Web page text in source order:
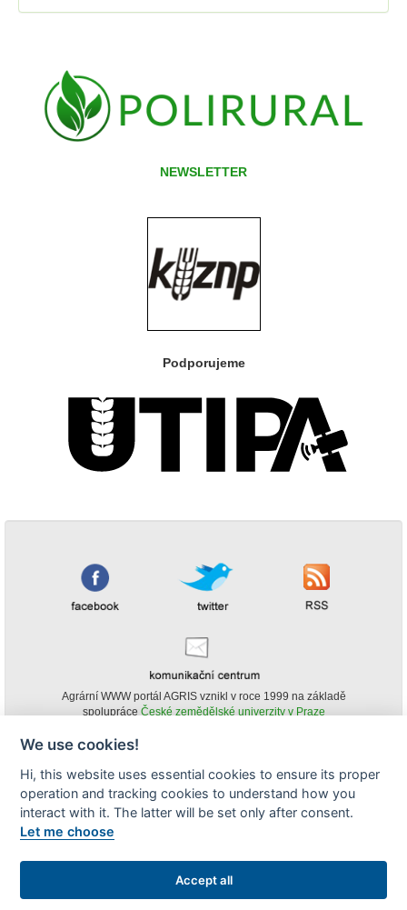
NEWSLETTER
Podporujeme
Agrární WWW portál AGRIS vznikl v roce 1999 na základě
spolupráce České zemědělské univerzity v Praze
obsahu agrárního WWW portálu AGRIS je možné
(pokud není uvedeno jinak) pouze za podmínky uvedení zdroje v podobě
www.agris.cz a data publikace v AGRISu.
We use cookies!
Hi, this website uses essential cookies to ensure its proper
operation and tracking cookies to understand how you
interact with it. The latter will be set only after consent.
Let me choose
Accept all